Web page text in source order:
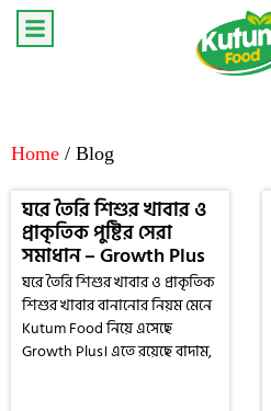
Home / Blog
ঘরে তৈরি শিশুর খাবার ও
প্রাকৃতিক পুষ্টির সেরা
সমাধান – Growth Plus
ঘরে তৈরি শিশুর খাবার ও প্রাকৃতিক
শিশুর খাবার বানানোর নিয়ম মেনে
Kutum Food নিয়ে এসেছে
Growth Plus। এতে রয়েছে বাদাম,